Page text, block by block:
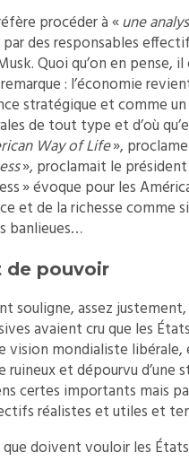
procéder à «une
par des responsables
Quoi qu’on en
: l’économie
stratégique et comme
de tout type et d’où
Way of Life»,
», proclamait le président
» évoque pour les
et de la richesse comme
banlieues…
de pouvoir
souligne, assez
avaient cru que les
vision mondialiste
ruineux et dépourvu
certes importants mais
réalistes et utiles et
doivent vouloir les